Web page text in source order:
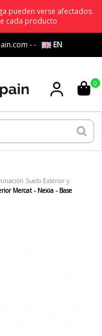
pueden verse afectados.
cada producto
-- EN
0
Suelo Exterior y
Mercat - Nexia - Base